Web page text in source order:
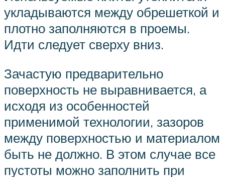
укладываются между обрешеткой и
плотно заполняются в проемы.
Идти следует сверху вниз.
Зачастую предварительно
поверхность не выравнивается, а
исходя из особенностей
применимой технологии, зазоров
между поверхностью и материалом
быть не должно. В этом случае все
пустоты можно заполнить при